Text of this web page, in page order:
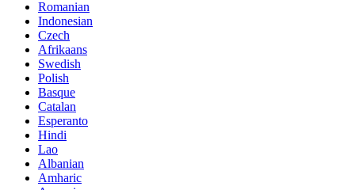
Romanian
Indonesian
Czech
Afrikaans
Swedish
Polish
Basque
Catalan
Esperanto
Hindi
Lao
Albanian
Amharic